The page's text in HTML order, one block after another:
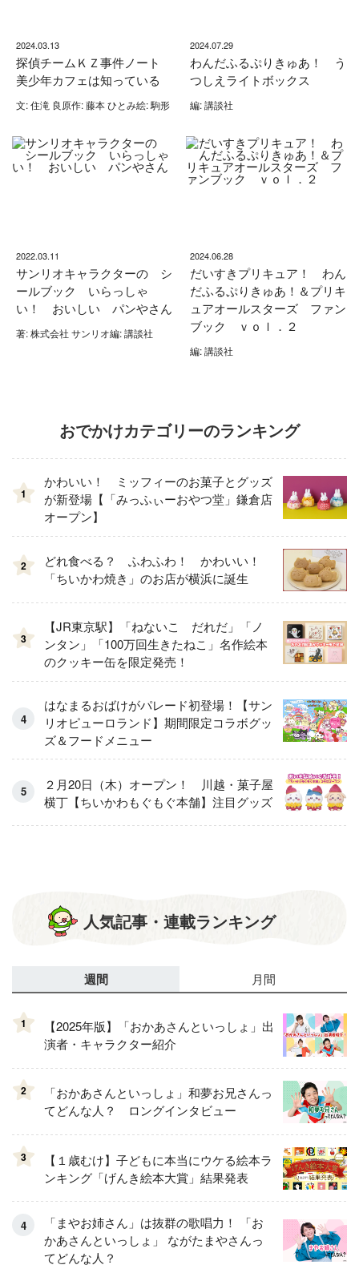
2024.03.13
探偵チームＫＺ事件ノート
美少年カフェは知っている
文: 住滝 良原作: 藤本 ひとみ絵: 駒形
2024.07.29
わんだふるぷりきゅあ！ う
つしえライトボックス
編: 講談社
2022.03.11
サンリオキャラクターの シ
ールブック いらっしゃ
い！ おいしい パンやさん
著: 株式会社 サンリオ編: 講談社
2024.06.28
だいすきプリキュア！ わん
だふるぷりきゅあ！＆プリキ
ュアオールスターズ ファン
ブック ｖｏｌ．２
編: 講談社
おでかけカテゴリーのランキング
1
かわいい！ ミッフィーのお菓子とグッズ
が新登場【「みっふぃーおやつ堂」鎌倉店
オープン】
2
どれ食べる？ ふわふわ！ かわいい！
「ちいかわ焼き」のお店が横浜に誕生
3
【JR東京駅】「ねないこ だれだ」「ノ
ンタン」「100万回生きたねこ」名作絵本
のクッキー缶を限定発売！
はなまるおばけがパレード初登場！【サン
リオピューロランド】期間限定コラボグッ
ズ＆フードメニュー
２月20日（木）オープン！ 川越・菓子屋
横丁【ちいかわもぐもぐ本舗】注目グッズ
人気記事・連載ランキング
週間 月間
1
【2025年版】「おかあさんといっしょ」出
演者・キャラクター紹介
2
「おかあさんといっしょ」和夢お兄さんっ
てどんな人？ ロングインタビュー
3
【１歳むけ】子どもに本当にウケる絵本ラ
ンキング「げんき絵本大賞」結果発表
「まやお姉さん」は抜群の歌唱力！ 「お
かあさんといっしょ」 ながたまやさんっ
てどんな人？